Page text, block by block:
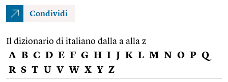
Condividi
Il dizionario di italiano dalla a alla z
A B C D E F G H I J K L M N O P Q
R S T U V W X Y Z